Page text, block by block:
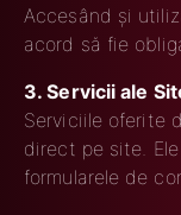
Accesând și
acord să fie
3. Servicii ale
Serviciile oferite
direct pe site.
formularele de